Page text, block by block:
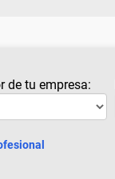
de tu empresa: